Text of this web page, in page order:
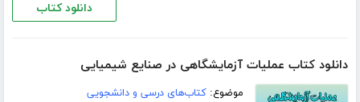
دانلود کتاب
دانلود کتاب عملیات آزمایشگاهی در صنایع شیمیایی
موضوع:کتاب‌های درسی و دانشجویی